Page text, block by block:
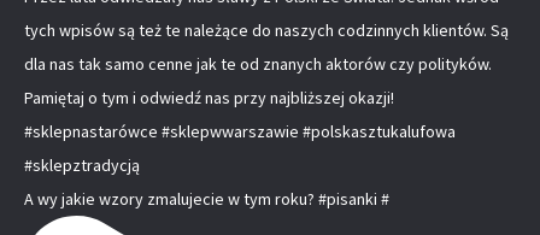
A wy jakie wzory zmalujecie w tym roku? #pisanki #